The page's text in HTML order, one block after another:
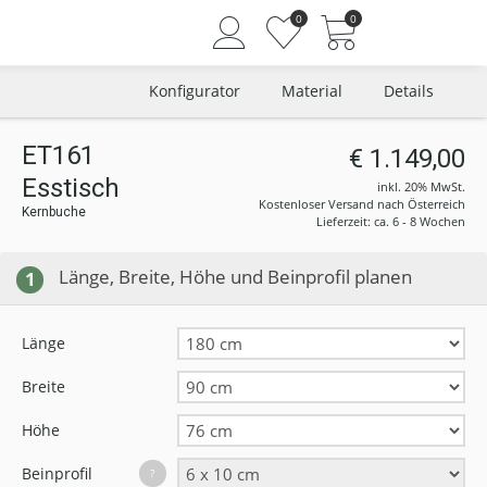
0 0
Konfigurator Material Details
ET161
Esstisch
Kernbuche
€ 1.149,00
inkl. 20% MwSt.
Kostenloser Versand nach Österreich
Lieferzeit: ca. 6 - 8 Wochen
1 Länge, Breite, Höhe und Beinprofil planen
Länge
Breite
Höhe
Beinprofil ?